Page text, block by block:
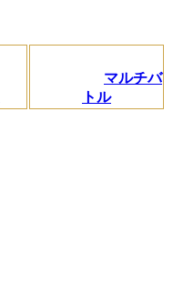
マルチバ
トル